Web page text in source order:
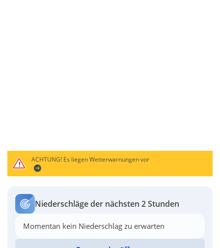
ACHTUNG!Es liegen Wetterwarnungen vor
Niederschläge der nächsten 2 Stunden
Momentan kein Niederschlag zu erwarten